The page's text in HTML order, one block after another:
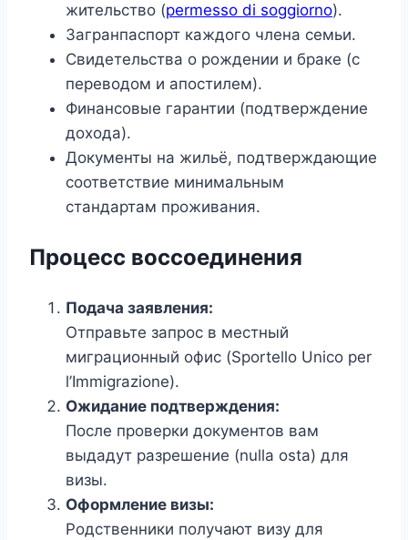
жительство (permesso di soggiorno).
Загранпаспорт каждого члена семьи.
Свидетельства о рождении и браке (с
переводом и апостилем).
Финансовые гарантии (подтверждение
дохода).
Документы на жильё, подтверждающие
соответствие минимальным
стандартам проживания.
Процесс воссоединения
Подача заявления:
Отправьте запрос в местный
миграционный офис (Sportello Unico per
l’Immigrazione).
Ожидание подтверждения:
После проверки документов вам
выдадут разрешение (nulla osta) для
визы.
Оформление визы:
Родственники получают визу для